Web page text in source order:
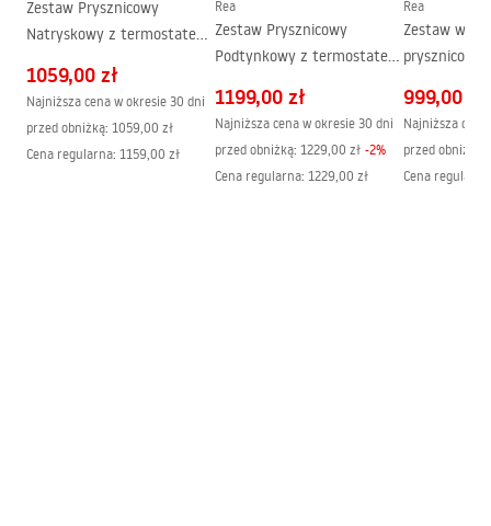
Powłoka Easy Clean
PRIMO SLIDE WITH SIDE PANEL.pdf
Zestaw Prysznicowy
Natryskowy z termostatem
Szczotkowany
1059,00 zł
Najniższa cena w okresie 30 dni
przed obniżką: 1059,00 zł
Cena regularna: 1159,00 zł
Rea
Zestaw Prysznicowy
Podtynkowy z termostatem
+ BOX
1199,00 zł
Najniższa cena w okresie 30 dni
przed obniżką: 1229,00 zł -2%
Cena regularna: 1229,00 zł
Rea
Zestaw
prysznicowy
999,00 zł
Najniższa
przed obniżką:
Cena regularna